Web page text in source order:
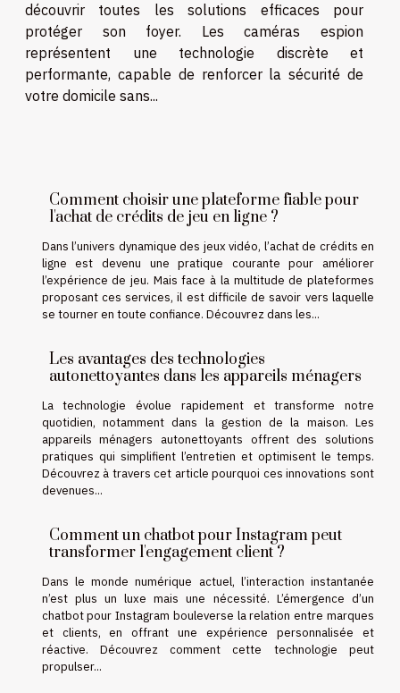
découvrir toutes les solutions efficaces pour
protéger son foyer. Les caméras espion
représentent une technologie discrète et
performante, capable de renforcer la sécurité de
votre domicile sans...
Comment choisir une plateforme fiable pour
l'achat de crédits de jeu en ligne ?
Dans l’univers dynamique des jeux vidéo, l’achat de crédits en
ligne est devenu une pratique courante pour améliorer
l’expérience de jeu. Mais face à la multitude de plateformes
proposant ces services, il est difficile de savoir vers laquelle
se tourner en toute confiance. Découvrez dans les...
Les avantages des technologies
autonettoyantes dans les appareils ménagers
La technologie évolue rapidement et transforme notre
quotidien, notamment dans la gestion de la maison. Les
appareils ménagers autonettoyants offrent des solutions
pratiques qui simplifient l’entretien et optimisent le temps.
Découvrez à travers cet article pourquoi ces innovations sont
devenues...
Comment un chatbot pour Instagram peut
transformer l'engagement client ?
Dans le monde numérique actuel, l’interaction instantanée
n’est plus un luxe mais une nécessité. L’émergence d’un
chatbot pour Instagram bouleverse la relation entre marques
et clients, en offrant une expérience personnalisée et
réactive. Découvrez comment cette technologie peut
propulser...